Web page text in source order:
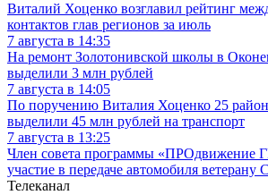
Виталий Хоценко возглавил рейтинг
контактов глав регионов за июль
7 августа в 14:35
На ремонт Золотонивской школы в
выделили 3 млн рублей
7 августа в 14:05
По поручению Виталия Хоценко 25
выделили 45 млн рублей на транспорт
7 августа в 13:25
Член совета программы «ПРОдвижение
участие в передаче автомобиля ветерану
Телеканал